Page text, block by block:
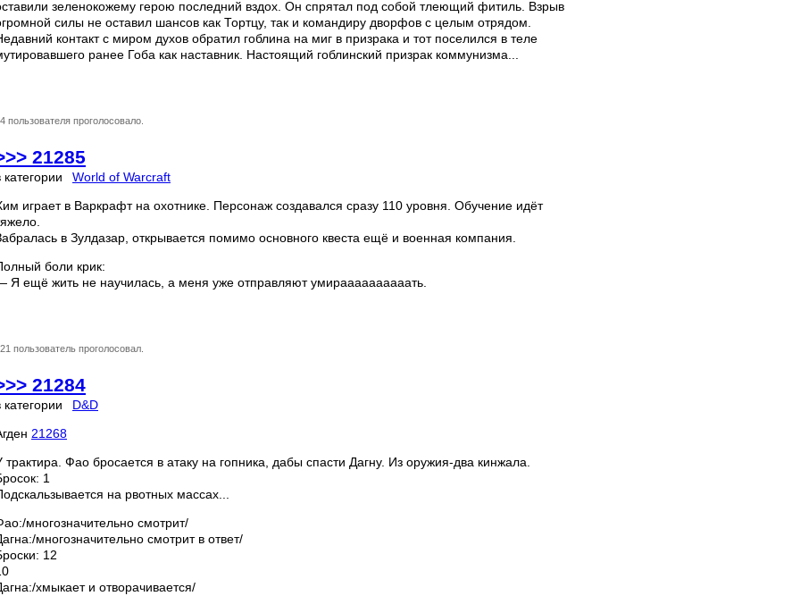
зеленокожему герою последний вздох. Он спрятал под собой тлеющий фитиль. Взрыв
силы не оставил шансов как Тортцу, так и командиру дворфов с целым отрядом.
контакт с миром духов обратил гоблина на миг в призрака и тот поселился в теле
ранее Гоба как наставник. Настоящий гоблинский призрак коммунизма...
пользователя проголосовало.
21285
категории
World of Warcraft
играет в Варкрафт на охотнике. Персонаж создавался сразу 110 уровня. Обучение идёт
в Зулдазар, открывается помимо основного квеста ещё и военная компания.
боли крик:
Я ещё жить не научилась, а меня уже отправляют умираааааааааать.
пользователь проголосовал.
21284
категории
D&D
21268
трактира. Фао бросается в атаку на гопника, дабы спасти Дагну. Из оружия-два кинжала.
1
на рвотных массах...
многозначительно смотрит/
многозначительно смотрит в ответ/
12
хмыкает и отворачивается/